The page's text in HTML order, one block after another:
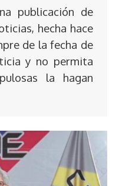
publicación de
hecha hace
de la fecha de
y no permita
la hagan